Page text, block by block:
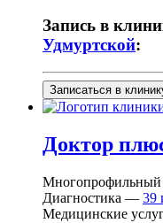
Запись в
Удмуртской:
Записаться в
Доктор
Многопрофильный
Диагностика — 39
Медицинские